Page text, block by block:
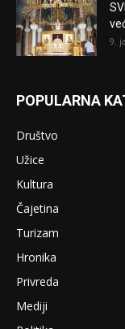
9.
POPULARNA
Društvo
Užice
Kultura
Čajetina
Turizam
Hronika
Privreda
Mediji